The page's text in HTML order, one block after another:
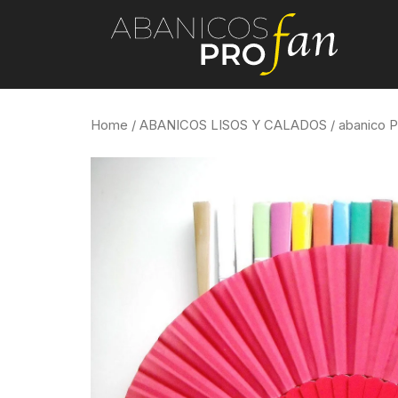
Home / ABANICOS LISOS Y CALADOS / abanico